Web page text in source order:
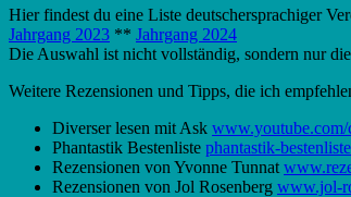
Hier findest du eine Liste deutschersprachiger
Jahrgang 2023 ** Jahrgang 2024
Die Auswahl ist nicht vollständig, sondern nur
Weitere Rezensionen und Tipps, die ich
Diverser lesen mit Ask
Phantastik Bestenliste phantastik-
Rezensionen von Yvonne Tunnat
Rezensionen von Jol Rosenberg www.jol-